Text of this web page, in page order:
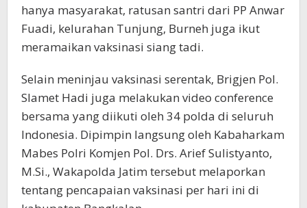
hanya masyarakat, ratusan santri dari PP Anwar
Fuadi, kelurahan Tunjung, Burneh juga ikut
meramaikan vaksinasi siang tadi.
Selain meninjau vaksinasi serentak, Brigjen Pol.
Slamet Hadi juga melakukan video conference
bersama yang diikuti oleh 34 polda di seluruh
Indonesia. Dipimpin langsung oleh Kabaharkam
Mabes Polri Komjen Pol. Drs. Arief Sulistyanto,
M.Si., Wakapolda Jatim tersebut melaporkan
tentang pencapaian vaksinasi per hari ini di